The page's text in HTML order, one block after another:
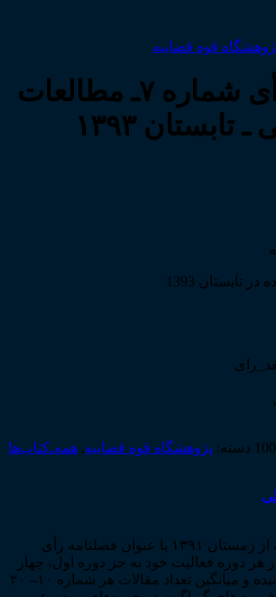
قوه قضاییه
فصلنامه رأی شماره ۷ـ مطالعات
تابستان ۱۳۹۳
دسته: پژوهشگاه قوه قضاییه, همه‌ـ‌کتاب‌ها
اولین دوره این نشریه از زمستان ۱۳۹۱ با عنوان فصلنامه رأی
دوره فعالیت خود به جز دوره اول، چهار
و میانگین تعداد مقالات هر شماره ۱۰
– ۲۰